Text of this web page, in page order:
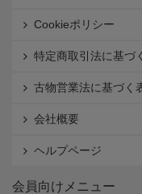
Cookieポリシー
特定商取引法に基づ
古物営業法に基づく
会社概要
ヘルプページ
会員向けメニュー